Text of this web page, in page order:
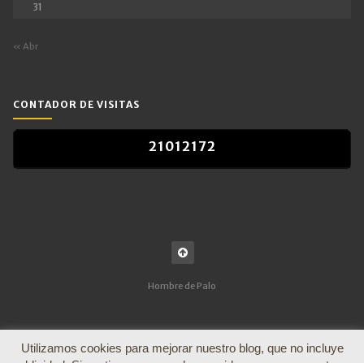
31
« Abr
CONTADOR DE VISITAS
21 0121 72
Hombre de Palo
Utilizamos cookies para mejorar nuestro blog, que no incluye